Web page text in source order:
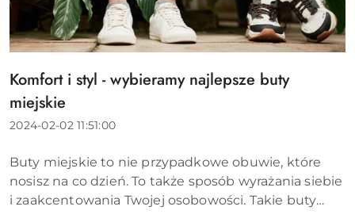
Tytuł
artykułu:
Komfort i styl - wybieramy najlepsze buty
miejskie
Data
2024-02-02 11:51:00
Treść
artykułu:
Buty miejskie to nie przypadkowe obuwie, które
nosisz na co dzień. To także sposób wyrażania siebie
i zaakcentowania Twojej osobowości. Takie buty